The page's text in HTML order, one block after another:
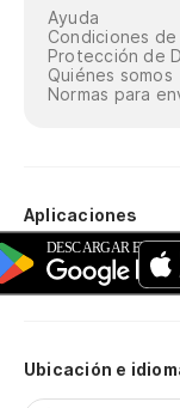
Ayuda
Condiciones
Protección de
Quiénes somos
Normas para
Aplicaciones
Ubicación e